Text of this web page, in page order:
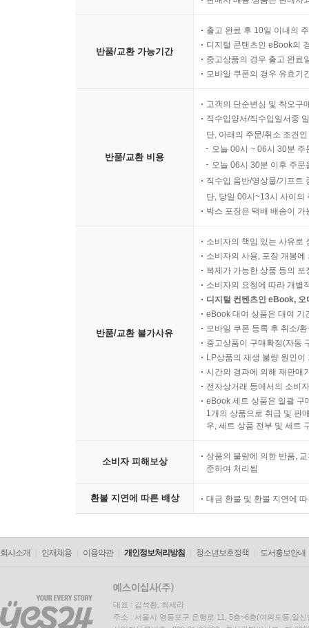
반품/교환 가능기간
출고 완료 후 10일 이내의
디지털 콘텐츠인 eBook의
중고상품의 경우 출고 완료
모바일 쿠폰의 경우 유효기
반품/교환 비용
고객의 단순변심 및 착오구
직수입양서/직수입일서중
단, 아래의 주문/취소 조건
오늘 00시 ~ 06시 30분
오늘 06시 30분 이후 주
직수입 음반/영상물/기프트
단, 당일 00시~13시 사이의
박스 포장은 택배 배송이
반품/교환 불가사유
소비자의 책임 있는 사유로
소비자의 사용, 포장 개봉
복제가 가능한 상품 등의
소비자의 요청에 따라 개별
디지털 컨텐츠인 eBook,
eBook 대여 상품은 대여 기
모바일 쿠폰 등록 후 취소/
중고상품이 구매확정(자동
LP상품의 재생 불량 원인
시간의 경과에 의해 재판매
전자상거래 등에서의 소비
eBook 세트 상품은 일괄 구
1개의 상품으로 취급 및 판
우, 세트 상품 전부 및 세트
소비자 피해보상
상품의 불량에 의한 반품,
준하여 처리됨
환불 지연에 따른 배상 대금 환불 및 환불 지연에
회사소개 인재채용 이용약관 개인정보처리방침 청소년보호정책 도서홍보안내
대표 : 김석환, 최세라
주소 : 서울시 영등포구 은행로 11, 5층~6층(여의도동,일신